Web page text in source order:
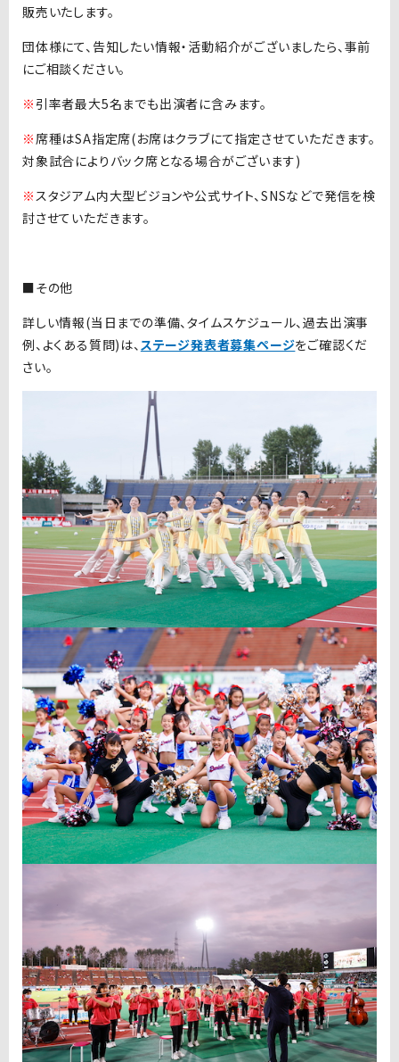
販売いたします。
団体様にて、告知したい情報・活動紹介がございましたら、事前
にご相談ください。
※ 引率者最大5名までも出演者に含みます。
※ 席種はSA指定席(お席はクラブにて指定させていただきます。
対象試合によりバック席となる場合がございます)
※ スタジアム内大型ビジョンや公式サイト、SNSなどで発信を検
討させていただきます。
■その他
詳しい情報(当日までの準備、タイムスケジュール、過去出演事
例、よくある質問)は、 ステージ発表者募集ページをご確認くだ
さい。